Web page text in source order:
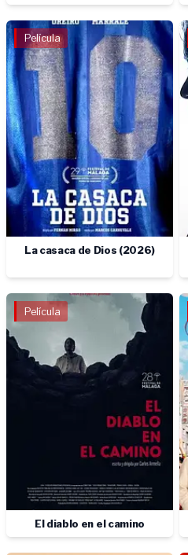
Película
La casaca de Dios (2026)
Película
El diablo en el camino